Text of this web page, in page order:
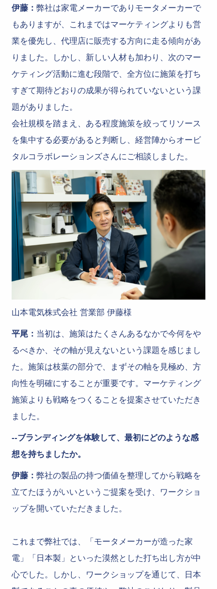
伊藤： 弊社は家電メーカーでありモータメーカーで
もありますが、これまではマーケティングよりも営
業を優先し、代理店に販売する方向に走る傾向があ
りました。しかし、新しい人材も加わり、次のマー
ケティング活動に進む段階で、全方位に施策を打ち
すぎて期待どおりの成果が得られていないという課
題がありました。
会社規模を踏まえ、ある程度施策を絞ってリソース
を集中する必要があると判断し、経営陣からオービ
タルコラボレーションズさんにご相談しました。
山本電気株式会社 営業部 伊藤様
平尾： 当初は、施策はたくさんあるなかで今何をや
るべきか、その軸が見えないという課題を感じまし
た。施策は枝葉の部分で、まずその軸を見極め、方
向性を明確にすることが重要です。マーケティング
施策よりも戦略をつくることを提案させていただき
ました。
--ブランディングを体験して、最初にどのような感
想を持ちましたか。
伊藤： 弊社の製品の持つ価値を整理してから戦略を
立てたほうがいいというご提案を受け、ワークショ
ップを開いていただきました。
これまで弊社では、「モータメーカーが造った家
電」「日本製」といった漠然とした打ち出し方が中
心でした。しかし、ワークショップを通じて、日本